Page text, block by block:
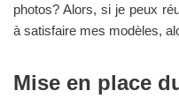
photos? Alors, si je peux
à satisfaire mes modèles,
Mise en place